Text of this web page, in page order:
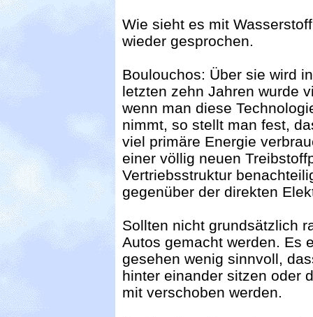
Wie sieht es mit
wieder gesprochen.
Boulouchos: Über sie wird
letzten zehn Jahren wurde
wenn man diese
nimmt, so stellt man fest,
viel primäre Energie
einer völlig neuen
Vertriebsstruktur
gegenüber der direkten
Sollten nicht grundsätzlich
Autos gemacht werden. Es
gesehen wenig sinnvoll,
hinter einander sitzen oder
mit verschoben werden.